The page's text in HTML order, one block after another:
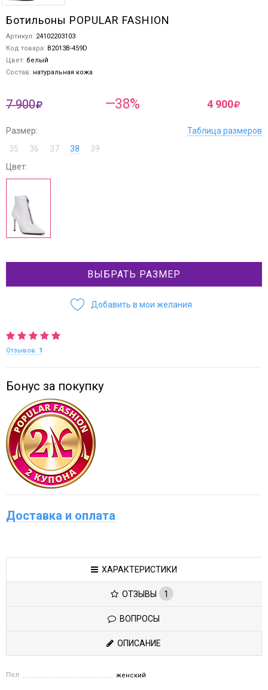
Ботильоны POPULAR FASHION
Артикул: 24102203103
Код товара: B2013B-459D
Цвет: белый
Состав: натуральная кожа
7 900 —38% 4 900
Размер:
Таблица размеров
35
36 37 38
39
Цвет:
ВЫБРАТЬ РАЗМЕР
Добавить в мои желания
Отзывов: 1
Бонус за покупку
Доставка и оплата
ХАРАКТЕРИСТИКИ
ОТЗЫВЫ 1
ВОПРОСЫ
ОПИСАНИЕ
Пол женский